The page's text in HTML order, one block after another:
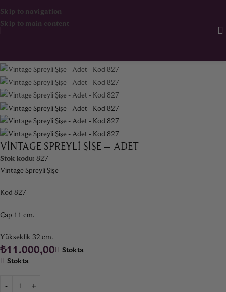
Skip to navigation
Skip to main content
VINTAGE SPREYLI ŞIŞE – ADET
Stok kodu: 827
Vintage Spreyli Şişe
Kod 827
Çap 11 cm.
Yükseklik 32 cm.
₺11.000,00
Stokta
Stokta